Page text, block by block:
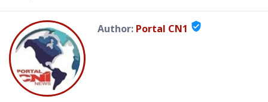
Author: Portal CN1 verified_user